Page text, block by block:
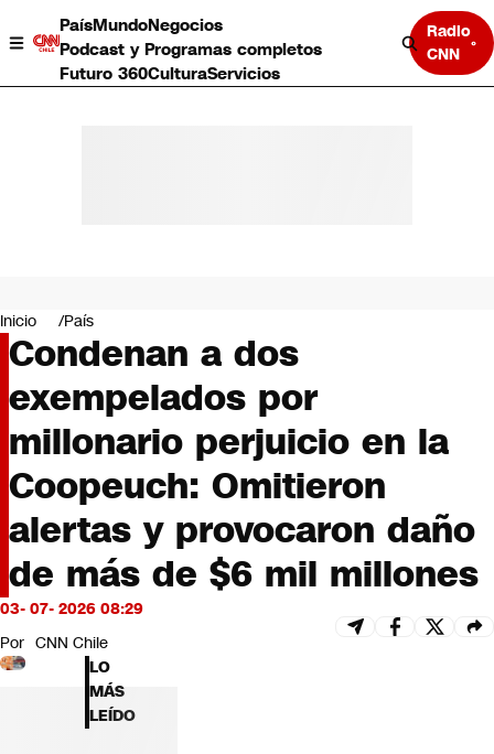
PaísMundoNegocios
Podcast y Programas completos
Futuro 360CulturaServicios
Radio
CNN
Negocios
Deportes
Programas completos
Cultura
Servicios
Bits
CNN tiempo
Futuro 360
Opinión
Inicio País
Condenan a dos
exempelados por
millonario perjuicio en la
Coopeuch: Omitieron
alertas y provocaron daño
de más de $6 mil millones
03- 07- 2026 08:29
Por CNN Chile
LO
MÁS
LEÍDO